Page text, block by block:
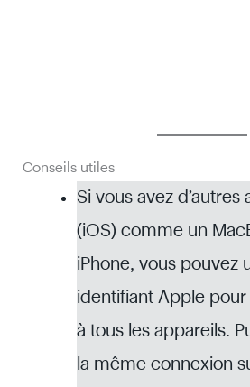
Conseils utiles
Si vous avez
(iOS) comme un
iPhone, vous pouvez
identifiant Apple
à tous les appareils.
la même connexion